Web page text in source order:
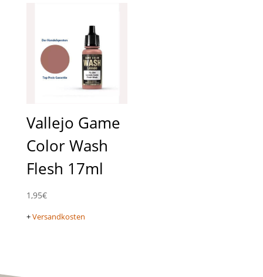
Vallejo Game
Color Wash
Flesh 17ml
1,95€
+Versandkosten